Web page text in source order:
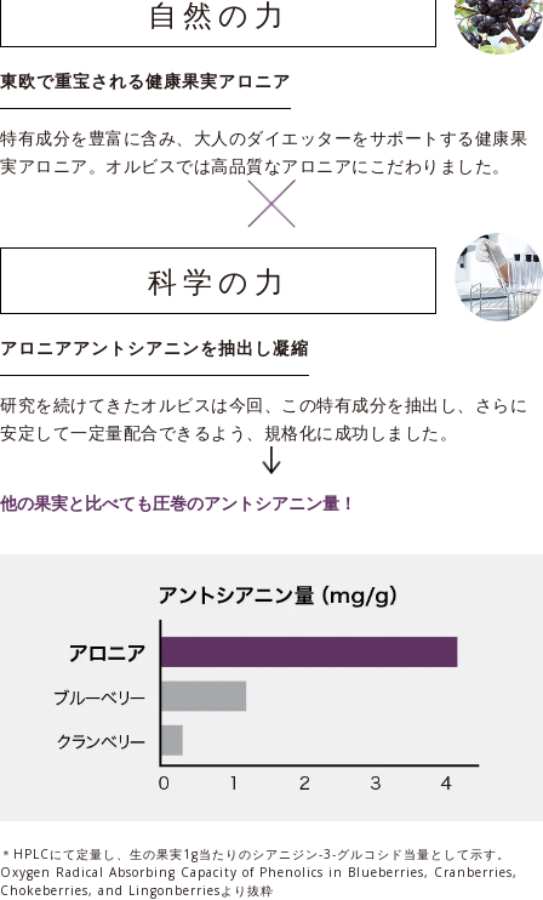
自然の力
東欧で重宝される健康果実アロニア
特有成分を豊富に含み、大人のダイエッターをサポートする健康果
実アロニア。オルビスでは高品質なアロニアにこだわりました。
科学の力
アロニアアントシアニンを抽出し凝縮
研究を続けてきたオルビスは今回、この特有成分を抽出し、さらに
安定して一定量配合できるよう、規格化に成功しました。
他の果実と比べても圧巻のアントシアニン量！
＊HPLCにて定量し、生の果実1g当たりのシアニジン-3-グルコシド当量として示す。
Oxygen Radical Absorbing Capacity of Phenolics in Blueberries, Cranberries,
Chokeberries, and Lingonberriesより抜粋